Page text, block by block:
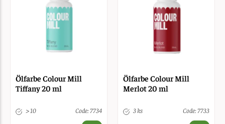
Ölfarbe Colour Mill
Tiffany 20 ml
> 10 Code: 7734
Ölfarbe Colour Mill
Merlot 20 ml
3 ks Code: 7733